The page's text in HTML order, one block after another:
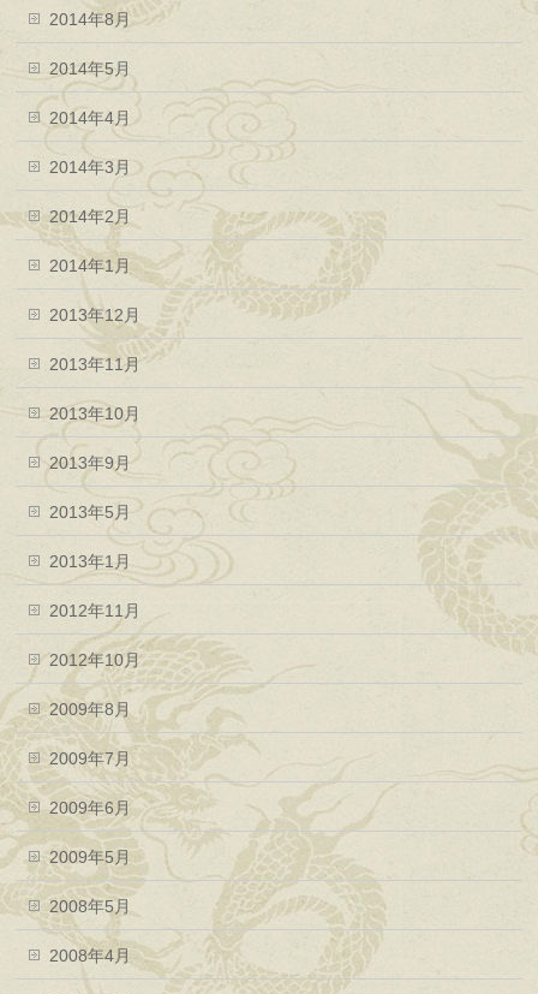
2014年8月
2014年5月
2014年4月
2014年3月
2014年2月
2014年1月
2013年12月
2013年11月
2013年10月
2013年9月
2013年5月
2013年1月
2012年11月
2012年10月
2009年8月
2009年7月
2009年6月
2009年5月
2008年5月
2008年4月